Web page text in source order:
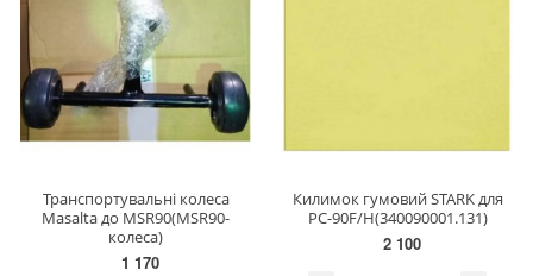
Транспортувальні колеса
Masalta до MSR90(MSR90-
колеса)
1 170
Килимок гумовий STARK для
PC-90F/H(340090001.131)
2 100